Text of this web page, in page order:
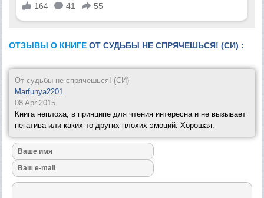
ОТЗЫВЫ О КНИГЕОТ СУДЬБЫ НЕ СПРЯЧЕШЬСЯ! (СИ) :
От судьбы не спрячешься! (СИ)
Marfunya2201
08 Apr 2015
Книга неплоха, в принципе для чтения интересна и не вызывает
негатива или каких то других плохих эмоций. Хорошая.